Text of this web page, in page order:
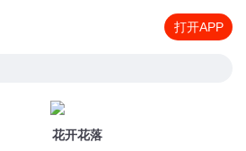
打开APP
花开花落